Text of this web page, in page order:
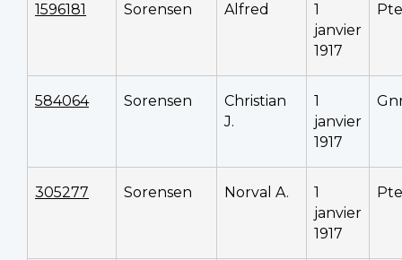
1596181 Sorensen Alfred
1
janvier
1917
Pte
584064 Sorensen
Christian
J.
1
janvier
1917
305277 Sorensen Norval A.
1
janvier
1917
Pte